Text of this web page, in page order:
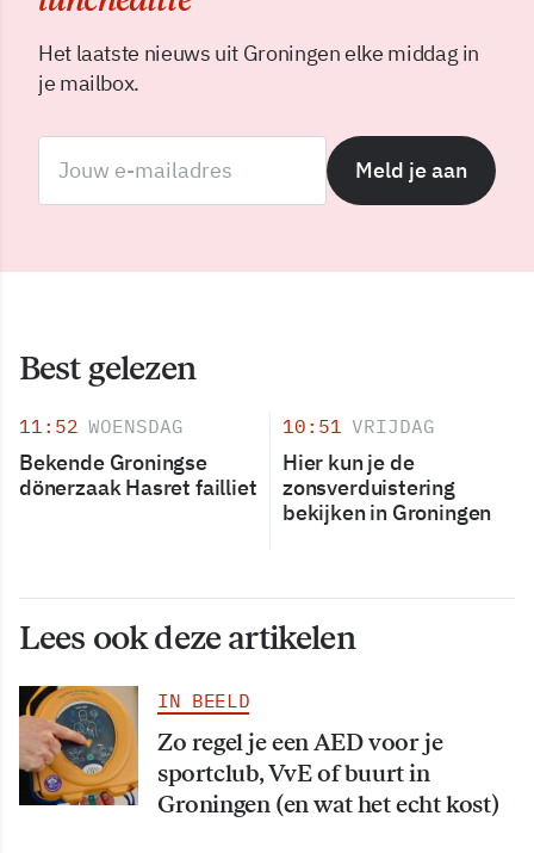
Het laatste nieuws uit Groningen elke middag in
je mailbox.
Meld je aan
Best gelezen
11:52 WOENSDAG
Bekende Groningse
dönerzaak Hasret failliet
10:51 VRIJDAG
Hier kun je de
zonsverduistering
bekijken in Groningen
Lees ook deze artikelen
IN BEELD
Zo regel je een AED voor je
sportclub, VvE of buurt in
Groningen (en wat het echt kost)